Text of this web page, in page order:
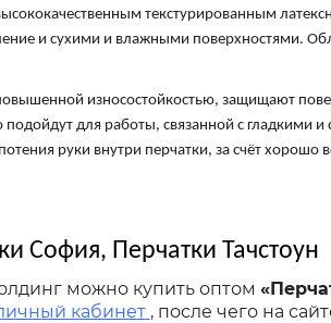
текстурированным
и сухими и влажными поверхностями.
износостойкостью, защищают
подойдут для работы, связанной с гладкими
руки внутри перчатки, за счёт
София, Перчатки Тачстоун
можно купить оптом
кабинет , после чего на